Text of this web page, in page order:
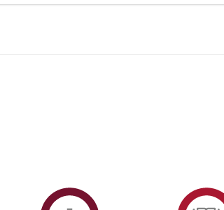
Académicas